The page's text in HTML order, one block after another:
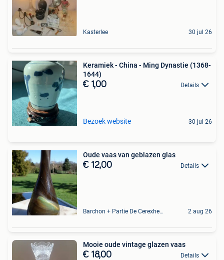
Kasterlee 30 jul 26
Keramiek - China - Ming Dynastie (1368-
1644)
€ 1,00 Details
Bezoek website 30 jul 26
Oude vaas van geblazen glas
€ 12,00 Details
Barchon + Partie De Cerexhe - Heuseux, De Evegnee - Tignee 2 aug 26
Mooie oude vintage glazen vaas
€ 18,00 Details